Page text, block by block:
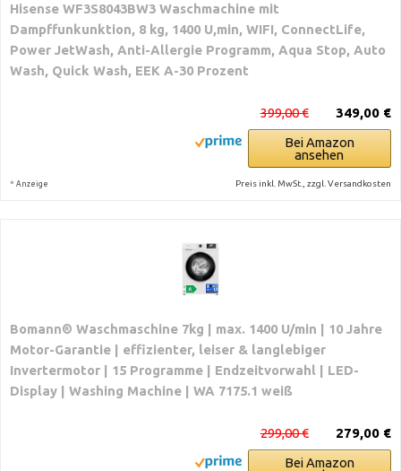
Hisense WF3S8043BW3 Waschmachine mit
Dampffunkunktion, 8 kg, 1400 U,min, WIFI, ConnectLife,
Power JetWash, Anti-Allergie Programm, Aqua Stop, Auto
Wash, Quick Wash, EEK A-30 Prozent
349,00 €
399,00 €
Bei Amazon
ansehen
* Anzeige Preis inkl. MwSt., zzgl. Versandkosten
Bomann® Waschmaschine 7kg | max. 1400 U/min | 10 Jahre
Motor-Garantie | effizienter, leiser & langlebiger
Invertermotor | 15 Programme | Endzeitvorwahl | LED-
Display | Washing Machine | WA 7175.1 weiß
279,00 €
299,00 €
Bei Amazon